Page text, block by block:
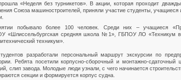
«Неделя без турникетов». В акции, которая проходит
Союза машиностроителей, приняли участие студенты,
побывало более 100 человек. Среди них – учащиеся
«Шлиссельбургская средняя школа №1», ГБПОУ ЛО «Техникум
техникум».
разработали персональный маршрут экскурсии по
Ребята посетили корпусно-сборочный и монтажно-сдаточный
слип завода. Молодые люди узнали, с чего начинается
секции и формируется корпус судна.